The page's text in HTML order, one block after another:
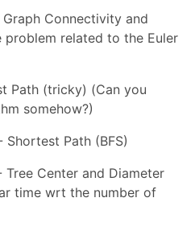
Graph Connectivity and
problem related to the Euler
Path (tricky) (Can you
somehow?)
Shortest Path (BFS)
Tree Center and Diameter
time wrt the number of